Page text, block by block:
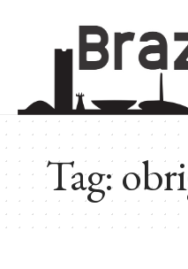
Tag: